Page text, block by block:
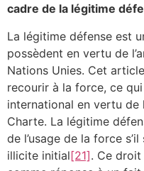
cadre de la légitime
La légitime défense est
possèdent en vertu de
Nations Unies. Cet
recourir à la force, ce
international en vertu de
Charte. La légitime
de l’usage de la force
illicite initial[21]. Ce